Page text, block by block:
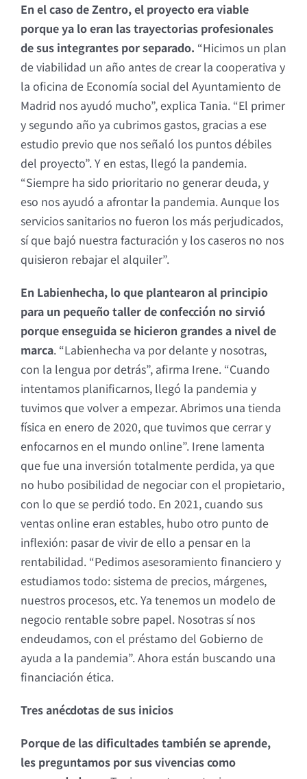
En el caso de Zentro, el proyecto era viable
porque ya lo eran las trayectorias profesionales
de sus integrantes por separado. “Hicimos un plan
de viabilidad un año antes de crear la cooperativa y
la oficina de Economía social del Ayuntamiento de
Madrid nos ayudó mucho”, explica Tania. “El primer
y segundo año ya cubrimos gastos, gracias a ese
estudio previo que nos señaló los puntos débiles
del proyecto”. Y en estas, llegó la pandemia.
“Siempre ha sido prioritario no generar deuda, y
eso nos ayudó a afrontar la pandemia. Aunque los
servicios sanitarios no fueron los más perjudicados,
sí que bajó nuestra facturación y los caseros no nos
quisieron rebajar el alquiler”.
En Labienhecha, lo que plantearon al principio
para un pequeño taller de confección no sirvió
porque enseguida se hicieron grandes a nivel de
marca. “Labienhecha va por delante y nosotras,
con la lengua por detrás”, afirma Irene. “Cuando
intentamos planificarnos, llegó la pandemia y
tuvimos que volver a empezar. Abrimos una tienda
física en enero de 2020, que tuvimos que cerrar y
enfocarnos en el mundo online”. Irene lamenta
que fue una inversión totalmente perdida, ya que
no hubo posibilidad de negociar con el propietario,
con lo que se perdió todo. En 2021, cuando sus
ventas online eran estables, hubo otro punto de
inflexión: pasar de vivir de ello a pensar en la
rentabilidad. “Pedimos asesoramiento financiero y
estudiamos todo: sistema de precios, márgenes,
nuestros procesos, etc. Ya tenemos un modelo de
negocio rentable sobre papel. Nosotras sí nos
endeudamos, con el préstamo del Gobierno de
ayuda a la pandemia”. Ahora están buscando una
financiación ética.
Tres anécdotas de sus inicios
Porque de las dificultades también se aprende,
les preguntamos por sus vivencias como